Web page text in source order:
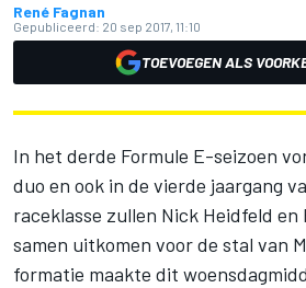
René Fagnan
Gepubliceerd: 20 sep 2017, 11:10
TOEVOEGEN ALS
In het derde Formule E-seizoen
duo en ook in de vierde jaargang
raceklasse zullen Nick Heidfeld en
samen uitkomen voor de stal van
formatie maakte dit